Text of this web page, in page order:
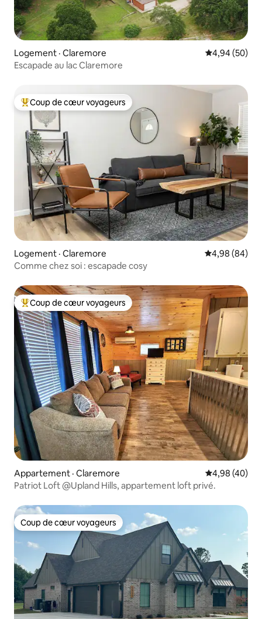
Logement · Claremore Note
4,94 (50)
Escapade au lac Claremore
Coup de cœur voyageurs parmi les plus aimés
Coup de cœur voyageurs
Logement · Claremore Note
4,98 (84)
Comme chez soi : escapade cosy
Coup de cœur voyageurs parmi les plus aimés
Coup de cœur voyageurs
Appartement · Claremore Note
4,98 (40)
Patriot Loft @Upland Hills, appartement loft privé.
Coup de cœur voyageurs
Coup de cœur voyageurs